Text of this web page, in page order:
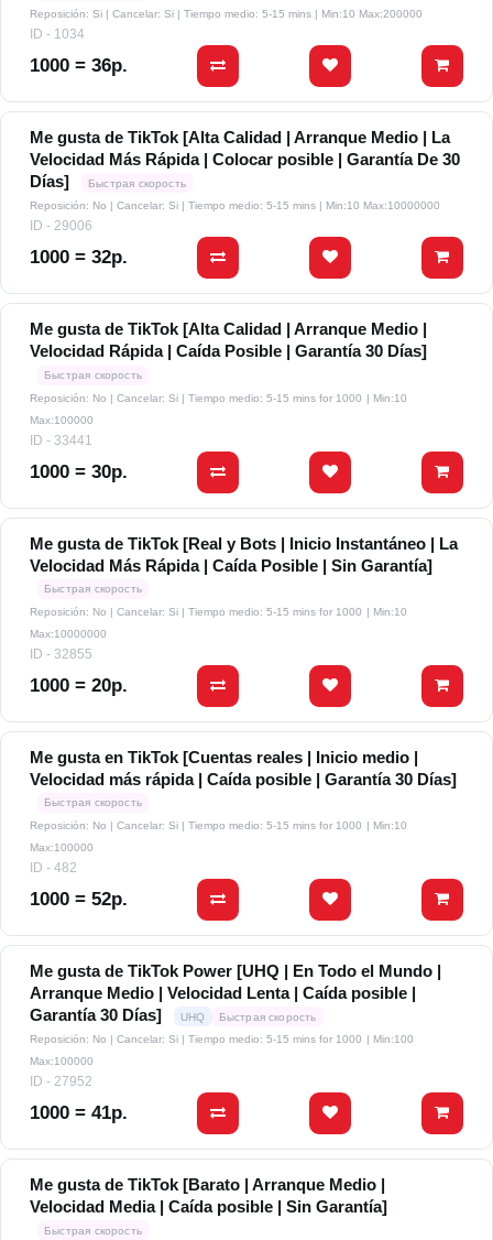
Reposición: Si | Cancelar: Si | Tiempo medio: 5-15 mins | Min:10 Max:200000
ID - 1034
1000 = 36р.
Me gusta de TikTok [Alta Calidad | Arranque Medio | La
Velocidad Más Rápida | Colocar posible | Garantía De 30
Días]
Быстрая скорость
Reposición: No | Cancelar: Si | Tiempo medio: 5-15 mins
| Min:10 Max:10000000
ID - 29006
1000 = 32р.
Me gusta de TikTok [Alta Calidad | Arranque Medio |
Velocidad Rápida | Caída Posible | Garantía 30 Días]
Быстрая скорость
Reposición: No | Cancelar: Si | Tiempo medio: 5-15 mins for 1000 | Min:10
Max:100000
ID - 33441
1000 = 30р.
Me gusta de TikTok [Real y Bots | Inicio Instantáneo | La
Velocidad Más Rápida | Caída Posible | Sin Garantía]
Быстрая скорость
Reposición: No | Cancelar: Si | Tiempo medio: 5-15 mins for 1000 | Min:10
Max:10000000
ID - 32855
1000 = 20р.
Me gusta en TikTok [Cuentas reales | Inicio medio |
Velocidad más rápida | Caída posible | Garantía 30 Días]
Быстрая скорость
Reposición: No | Cancelar: Si | Tiempo medio: 5-15 mins for 1000 | Min:10
Max:100000
ID - 482
1000 = 52р.
Me gusta de TikTok Power [UHQ | En Todo el Mundo |
Arranque Medio | Velocidad Lenta | Caída posible |
Garantía 30 Días]
UHQ
Быстрая скорость
Reposición: No | Cancelar: Si | Tiempo medio: 5-15 mins for 1000 | Min:100
Max:100000
ID - 27952
1000 = 41р.
Me gusta de TikTok [Barato | Arranque Medio |
Velocidad Media | Caída posible | Sin Garantía]
Быстрая скорость